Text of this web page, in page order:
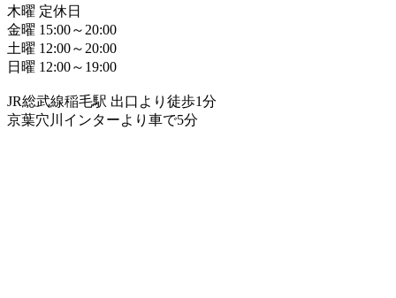
木曜 定休日
金曜 15:00～20:00
土曜 12:00～20:00
日曜 12:00～19:00
JR総武線稲毛駅 出口より徒歩1分
京葉穴川インターより車で5分